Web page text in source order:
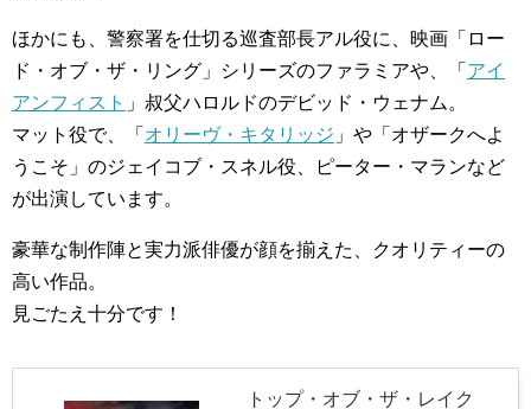
ほかにも、警察署を仕切る巡査部長アル役に、映画「ロー
ド・オブ・ザ・リング」シリーズのファラミアや、「 アイ
アンフィスト 」叔父ハロルドのデビッド・ウェナム。
マット役で、「 オリーヴ・キタリッジ 」や「オザークへよ
うこそ」のジェイコブ・スネル役、ピーター・マランなど
が出演しています。
豪華な制作陣と実力派俳優が顔を揃えた、クオリティーの
高い作品。
見ごたえ十分です！
トップ・オブ・ザ・レイク